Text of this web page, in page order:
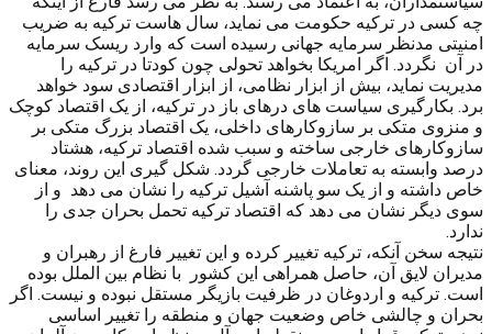
چه کسی در ترکیه حکومت می نماید، سال هاست ترکیه به ضریب
امنیتی مدنظر سرمایه جهانی رسیده است که وارد ریسک سرمایه
در آن نگردد. اگر امریکا بخواهد تحولی چون کودتا در ترکیه را
مدیریت نماید، بیش از ابزار نظامی، از ابزار اقتصادی سود خواهد
برد. بکارگیری سیاست های درهای باز در ترکیه، از یک اقتصاد کوچک
و منزوی متکی بر سازوکارهای داخلی، یک اقتصاد بزرگ متکی بر
سازوکارهای خارجی ساخته و سبب شده اقتصاد ترکیه، هشتاد
درصد وابسته به تعاملات خارجی گردد. شکل گیری این روند، معنای
خاص داشته و از یک سو پاشنه آشیل ترکیه را نشان می دهد و از
سوی دیگر نشان می دهد که اقتصاد ترکیه تحمل بحران جدی را
ندارد.
نتیجه سخن آنکه، ترکیه تغییر کرده و این تغییر فارغ از رهبران و
مدیران لایق آن، حاصل همراهی این کشور با نظام بین الملل بوده
است. ترکیه و اردوغان در ظرفیت بازیگر مستقل نبوده و نیست. اگر
بحران و چالشی خاص وضعیت جهان و منطقه را تغییر اساسی